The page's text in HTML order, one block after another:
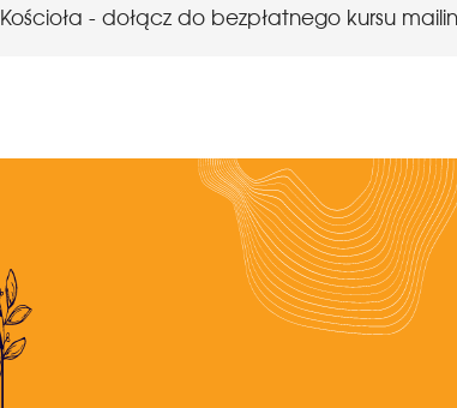
- dołącz do bezpłatnego kursu